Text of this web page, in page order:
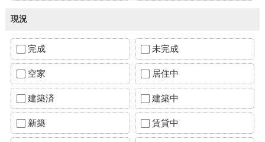
現況
完成 未完成
空家 居住中
建築済 建築中
新築 賃貸中